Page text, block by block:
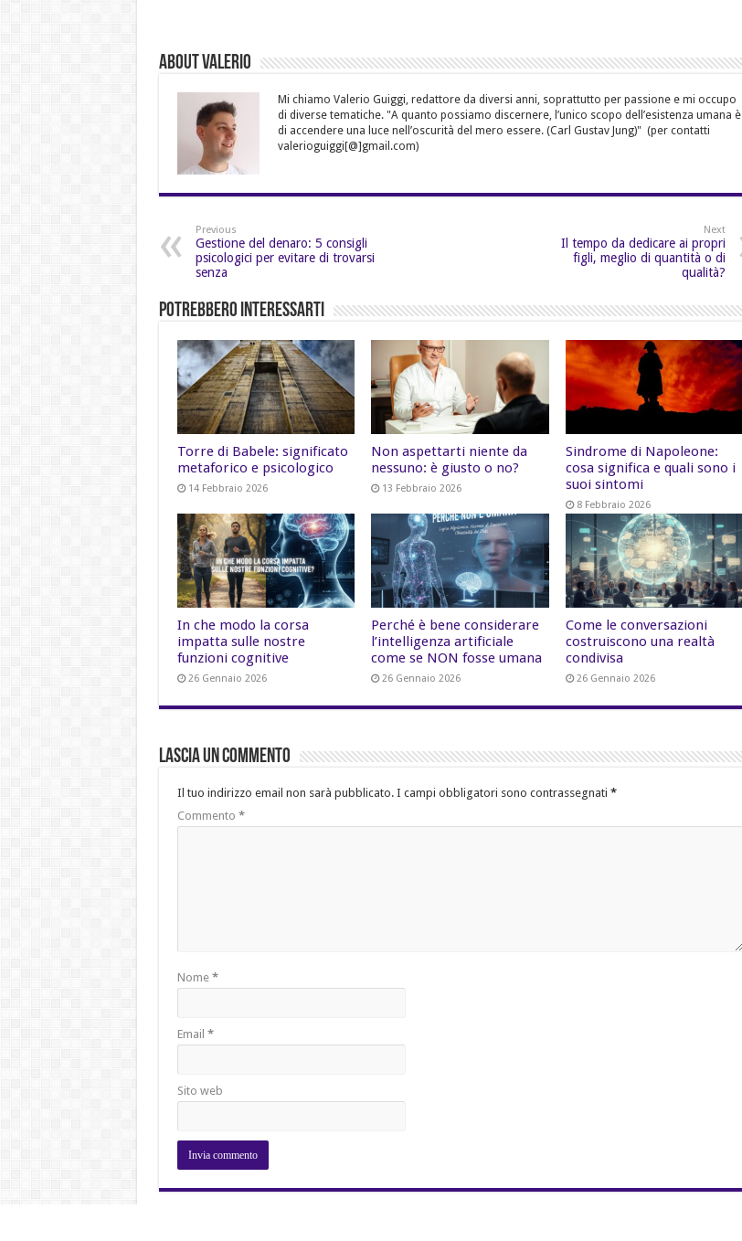
About Valerio
Mi chiamo Valerio Guiggi, redattore da diversi anni, soprattutto per passione e mi occupo
di diverse tematiche. "A quanto possiamo discernere, l’unico scopo dell’esistenza umana è
di accendere una luce nell’oscurità del mero essere. (Carl Gustav Jung)" (per contatti
valerioguiggi[@]gmail.com)
Previous
Gestione del denaro: 5 consigli
psicologici per evitare di trovarsi
senza
Next
Il tempo da dedicare ai propri
figli, meglio di quantità o di
qualità?
Potrebbero Interessarti
Torre di Babele: significato
metaforico e psicologico
14 Febbraio 2026
Non aspettarti niente da
nessuno: è giusto o no?
13 Febbraio 2026
Sindrome di Napoleone:
cosa significa e quali sono i
suoi sintomi
8 Febbraio 2026
In che modo la corsa
impatta sulle nostre
funzioni cognitive
26 Gennaio 2026
Perché è bene considerare
l’intelligenza artificiale
come se NON fosse umana
26 Gennaio 2026
Come le conversazioni
costruiscono una realtà
condivisa
26 Gennaio 2026
Lascia un commento
Il tuo indirizzo email non sarà pubblicato. I campi obbligatori sono contrassegnati *
Commento *
Nome *
Email *
Sito web